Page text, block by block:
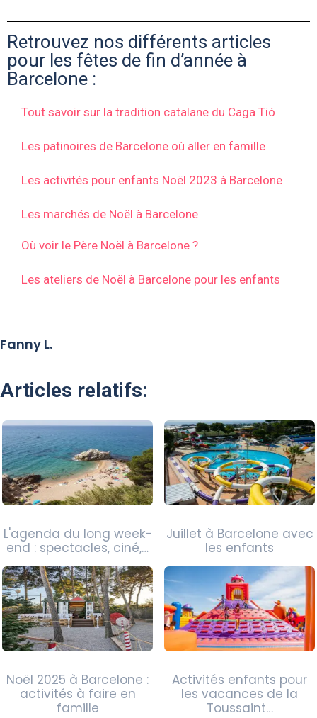
Retrouvez nos différents articles
pour les fêtes de fin d’année à
Barcelone :
Tout savoir sur la tradition catalane du Caga Tió
Les patinoires de Barcelone où aller en famille
Les activités pour enfants Noël 2023 à Barcelone
Les marchés de Noël à Barcelone
Où voir le Père Noël à Barcelone ?
Les ateliers de Noël à Barcelone pour les enfants
Fanny L.
Articles relatifs:
L'agenda du long week-
end : spectacles, ciné,…
Juillet à Barcelone avec
les enfants
Noël 2025 à Barcelone :
activités à faire en
famille
Activités enfants pour
les vacances de la
Toussaint…